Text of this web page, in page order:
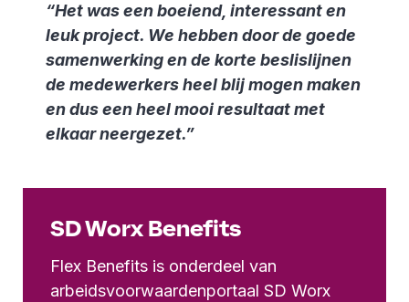
“Het was een boeiend, interessant en
leuk project. We hebben door de goede
samenwerking en de korte beslislijnen
de medewerkers heel blij mogen maken
en dus een heel mooi resultaat met
elkaar neergezet.”
SD Worx Benefits
Flex Benefits is onderdeel van
arbeidsvoorwaardenportaal SD Worx